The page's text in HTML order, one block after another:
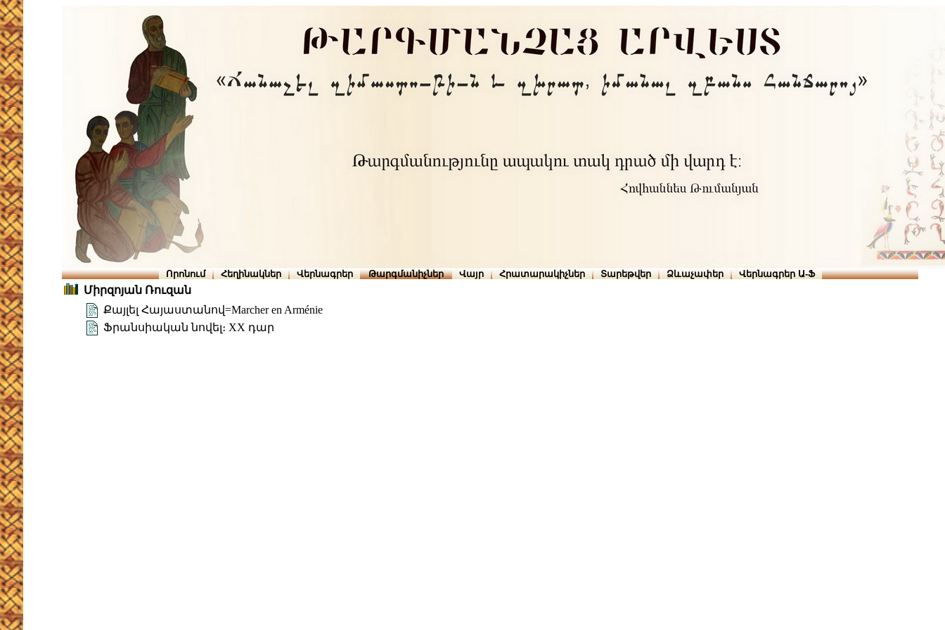
Որոնում Հեղինակներ Վերնագրեր Թարգմանիչներ Վայր Հրատարակիչներ Տարեթվեր Ձևաչափեր Վերնագրեր Ա-Ֆ
Միրզոյան Ռուզան
Քայլել Հայաստանով=Marcher en Arménie
Ֆրանսիական նովել։ XX դար